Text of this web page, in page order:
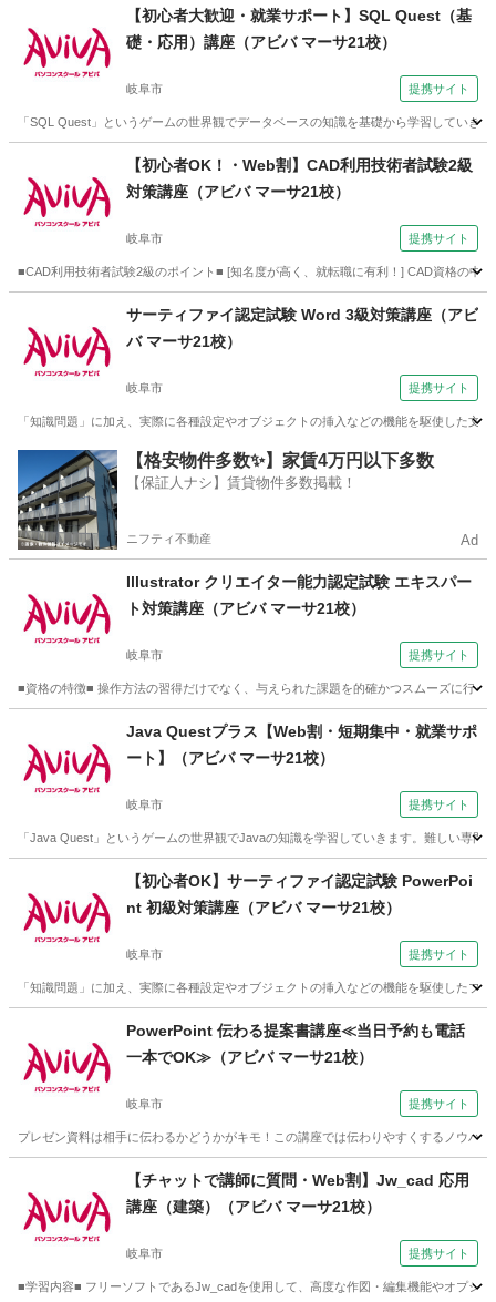
心理学
【初心者大歓迎・就業サポート】SQL Quest（基
礎・応用）講座（アビバ マーサ21校）
岐阜市 提携サイト
「SQL Quest」というゲームの世界観でデータベースの知識を基礎から学習してい
その他
【初心者OK！・Web割】CAD利用技術者試験2級
対策講座（アビバ マーサ21校）
岐阜市 提携サイト
■CAD利用技術者試験2級のポイント■ [知名度が高く、就転職に有利！] CAD資格の中
サーティファイ認定試験 Word 3級対策講座（アビ
バ マーサ21校）
岐阜市 提携サイト
「知識問題」に加え、実際に各種設定やオブジェクトの挿入などの機能を駆使した
岐阜市 その他
【格安物件多数✨】家賃4万円以下多数
【保証人ナシ】賃貸物件多数掲載！
ニフティ不動産 Ad
Illustrator クリエイター能力認定試験 エキスパー
ト対策講座（アビバ マーサ21校）
岐阜市 提携サイト
■資格の特徴■ 操作方法の習得だけでなく、与えられた課題を的確かつスムーズに行
Java Questプラス【Web割・短期集中・就業サポ
ート】（アビバ マーサ21校）
岐阜市 提携サイト
「Java Quest」というゲームの世界観でJavaの知識を学習していきます。難しい専
その他
【初心者OK】サーティファイ認定試験 PowerPoi
nt 初級対策講座（アビバ マーサ21校）
岐阜市 提携サイト
「知識問題」に加え、実際に各種設定やオブジェクトの挿入などの機能を駆使した
PowerPoint 伝わる提案書講座≪当日予約も電話
一本でOK≫（アビバ マーサ21校）
岐阜市 提携サイト
プレゼン資料は相手に伝わるかどうかがキモ！この講座では伝わりやすくするノウハ
その他
【チャットで講師に質問・Web割】Jw_cad 応用
講座（建築）（アビバ マーサ21校）
岐阜市 提携サイト
■学習内容■ フリーソフトであるJw_cadを使用して、高度な作図・編集機能やオプシ